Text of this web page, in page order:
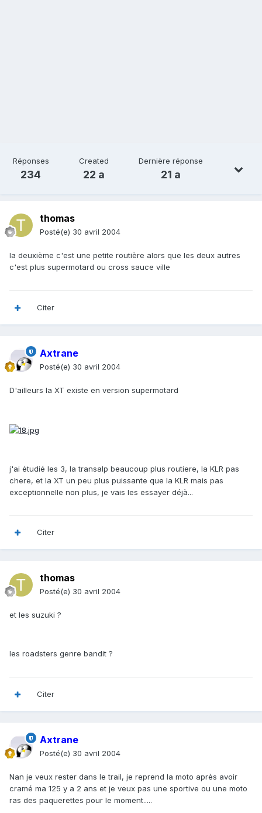
Réponses
234
Created
22 a
Dernière réponse
21 a
thomas
Posté(e) 30 avril 2004
la deuxième c'est une petite routière alors que les deux autres
c'est plus supermotard ou cross sauce ville
Citer
Axtrane
Posté(e) 30 avril 2004
D'ailleurs la XT existe en version supermotard
j'ai étudié les 3, la transalp beaucoup plus routiere, la KLR pas
chere, et la XT un peu plus puissante que la KLR mais pas
exceptionnelle non plus, je vais les essayer déjà...
Citer
thomas
Posté(e) 30 avril 2004
et les suzuki ?
les roadsters genre bandit ?
Citer
Axtrane
Posté(e) 30 avril 2004
Nan je veux rester dans le trail, je reprend la moto après avoir
cramé ma 125 y a 2 ans et je veux pas une sportive ou une moto
ras des paquerettes pour le moment.....